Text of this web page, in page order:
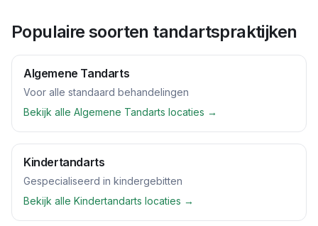
Populaire soorten tandartspraktijken
Algemene Tandarts
Voor alle standaard behandelingen
Bekijk alle Algemene Tandarts locaties →
Kindertandarts
Gespecialiseerd in kindergebitten
Bekijk alle Kindertandarts locaties →